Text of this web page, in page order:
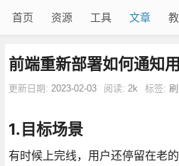
首页 资源 工具 文章
前端重新部署如何通知
更新日期: 2023-02-03 阅读: 2k 标签:
1.目标场景
有时候上完线，用户还停留在老